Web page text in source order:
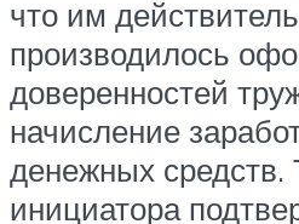
что им
производилось
доверенностей
начисление
денежных средств.
инициатора